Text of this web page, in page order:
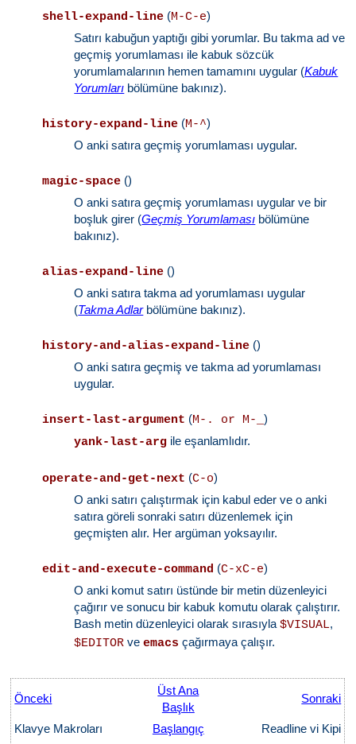
shell-expand-line (M-C-e)
Satırı kabuğun yaptığı gibi yorumlar. Bu takma ad ve
geçmiş yorumlaması ile kabuk sözcük
yorumlamalarının hemen tamamını uygular (Kabuk
Yorumları bölümüne bakınız).
history-expand-line (M-^)
O anki satıra geçmiş yorumlaması uygular.
magic-space ()
O anki satıra geçmiş yorumlaması uygular ve bir
boşluk girer (Geçmiş Yorumlaması bölümüne
bakınız).
alias-expand-line ()
O anki satıra takma ad yorumlaması uygular
(Takma Adlarbölümüne bakınız).
history-and-alias-expand-line ()
O anki satıra geçmiş ve takma ad yorumlaması
uygular.
insert-last-argument (M-. or M-_ )
yank-last-arg ile eşanlamlıdır.
operate-and-get-next (C-o)
O anki satırı çalıştırmak için kabul eder ve o anki
satıra göreli sonraki satırı düzenlemek için
geçmişten alır. Her argüman yoksayılır.
edit-and-execute-command (C-xC-e)
O anki komut satırı üstünde bir metin düzenleyici
çağırır ve sonucu bir kabuk komutu olarak çalıştırır.
Bash metin düzenleyici olarak sırasıyla$VISUAL,
$EDITOR veemacs çağırmaya çalışır.
Önceki
Üst Ana
Başlık
Sonraki
Klavye Makroları Başlangıç
Readline vi Kipi